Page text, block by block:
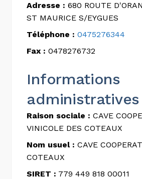
Adresse : 680 ROUTE
ST MAURICE S/EYGUES
Téléphone : 0475276344
Fax : 0478276732
Informations
administratives
Raison sociale : CAVE
VINICOLE DES COTEAUX
Nom usuel : CAVE
COTEAUX
SIRET : 779 449 818 00011